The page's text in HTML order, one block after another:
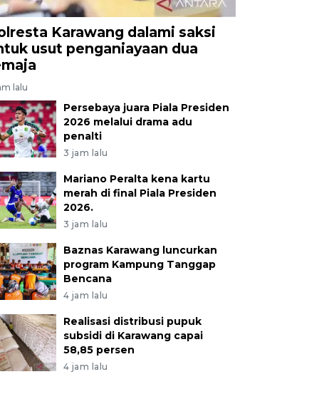
Karawang dalami saksi
usut penganiayaan dua
lalu
Persebaya juara Piala Presiden
2026 melalui drama adu
penalti
3 jam lalu
Mariano Peralta kena kartu
merah di final Piala Presiden
2026.
3 jam lalu
Baznas Karawang luncurkan
program Kampung Tanggap
Bencana
4 jam lalu
Realisasi distribusi pupuk
subsidi di Karawang capai
58,85 persen
4 jam lalu